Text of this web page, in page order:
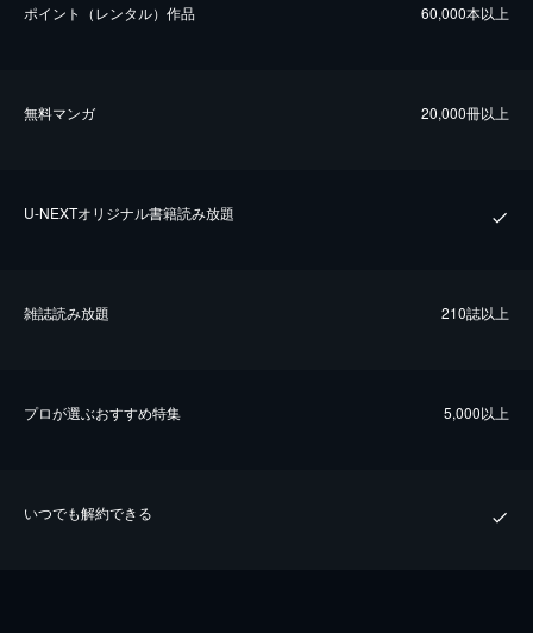
ポイント（レンタル）作品 60,000本以上
無料マンガ 20,000冊以上
U-NEXTオリジナル書籍読み放題
雑誌読み放題 210誌以上
プロが選ぶおすすめ特集 5,000以上
いつでも解約できる